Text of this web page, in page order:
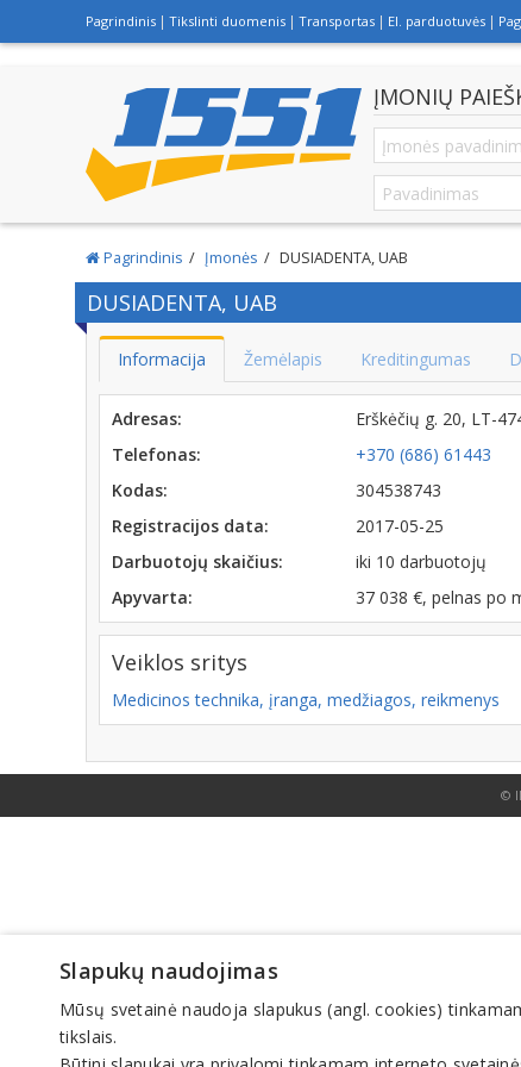
Pagrindinis Tikslinti duomenis Transportas El. parduotuvės
ĮMONIŲ
Pagrindinis Įmonės DUSIADENTA, UAB
DUSIADENTA, UAB
Informacija Žemėlapis Kreditingumas
Adresas:
Erškėčių g. 20, LT-
Telefonas:
+370 (686) 61443
Kodas:
304538743
Registracijos data:
2017-05-25
Darbuotojų skaičius:
iki 10 darbuotojų
Apyvarta:
37 038 €, pelnas po
Veiklos sritys
Medicinos technika, įranga, medžiagos, reikmenys
©
Slapukų naudojimas
Mūsų svetainė naudoja slapukus (angl. cookies)
tikslais.